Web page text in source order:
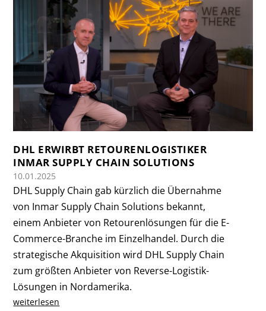
DHL ERWIRBT RETOURENLOGISTIKER
INMAR SUPPLY CHAIN SOLUTIONS
10.01.2025
DHL Supply Chain gab kürzlich die Übernahme
von Inmar Supply Chain Solutions bekannt,
einem Anbieter von Retourenlösungen für die E-
Commerce-Branche im Einzelhandel. Durch die
strategische Akquisition wird DHL Supply Chain
zum größten Anbieter von Reverse-Logistik-
Lösungen in Nordamerika.
weiterlesen